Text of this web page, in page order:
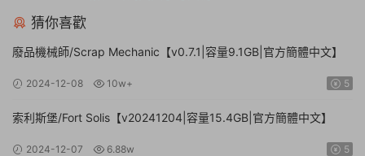
猜你喜歡
廢品機械師/Scrap Mechanic【v0.7.1|容量9.1GB|官方簡體中文】
2024-12-08 10w+ 5
索利斯堡/Fort Solis【v20241204|容量15.4GB|官方簡體中文】
2024-12-07 6.88w 5